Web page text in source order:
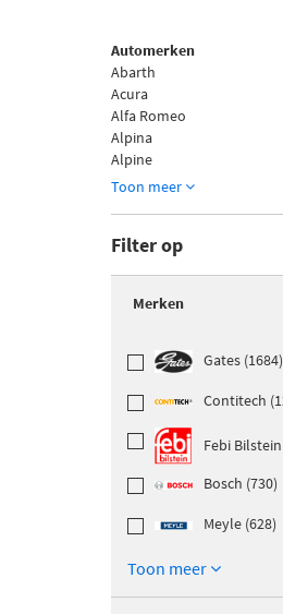
Automerken
Abarth
Acura
Alfa Romeo
Alpina
Alpine
Toon meer
Filter op
Merken
Gates (1684)
Contitech
Febi
Bosch (730)
Meyle (628)
Toon meer